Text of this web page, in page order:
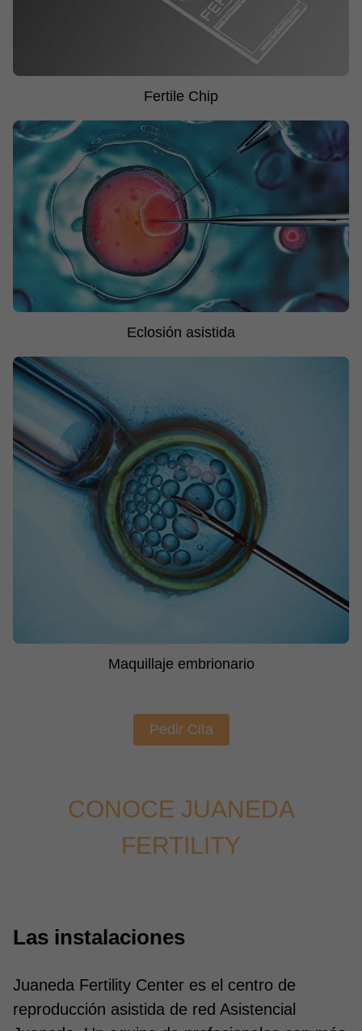
Fertile Chip
Eclosión asistida
Maquillaje embrionario
Pedir Cita
CONOCE JUANEDA
FERTILITY
Previous
Las instalaciones
Juaneda Fertility Center es el centro de
reproducción asistida de red Asistencial